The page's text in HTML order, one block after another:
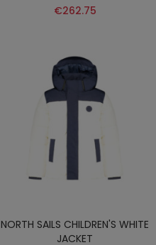
€262.75
NORTH SAILS CHILDREN'S WHITE
JACKET